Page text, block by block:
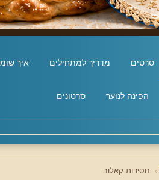
סרטים מדריך למתחילים איך
הפינה לנוער סרטונים
חסידות קאלוב